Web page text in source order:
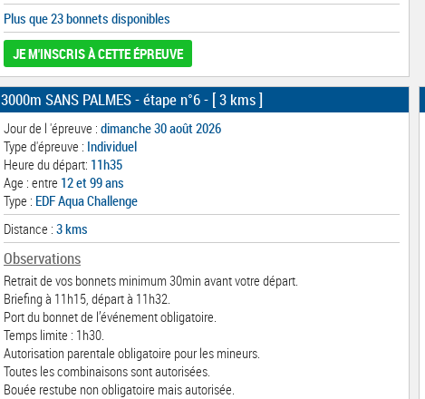
Plus que 23 bonnets disponibles
JE M'INSCRIS À CETTE ÉPREUVE
3000m SANS PALMES - étape n°6- [ 3 kms ]
Jour de l 'épreuve : dimanche 30 août 2026
Type d'épreuve : Individuel
Heure du départ: 11h35
Age : entre 12 et 99 ans
Type : EDF Aqua Challenge
Distance : 3 kms
Observations
Retrait de vos bonnets minimum 30min avant votre départ.
Briefing à 11h15, départ à 11h32.
Port du bonnet de l’événement obligatoire.
Temps limite : 1h30.
Autorisation parentale obligatoire pour les mineurs.
Toutes les combinaisons sont autorisées.
Bouée restube non obligatoire mais autorisée.